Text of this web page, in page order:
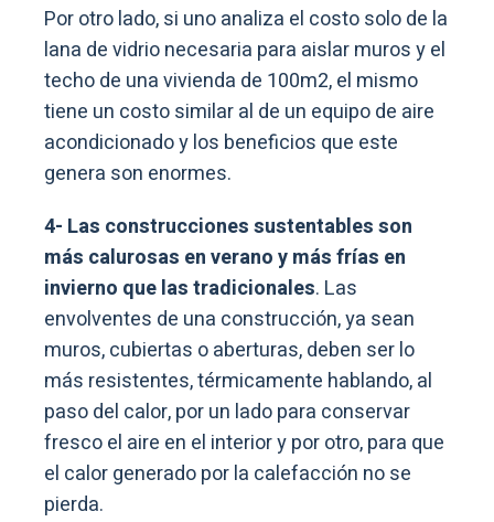
Por otro lado, si uno analiza el costo solo de la
lana de vidrio necesaria para aislar muros y el
techo de una vivienda de 100m2, el mismo
tiene un costo similar al de un equipo de aire
acondicionado y los beneficios que este
genera son enormes.
4- Las construcciones sustentables son
más calurosas en verano y más frías en
invierno que las tradicionales. Las
envolventes de una construcción, ya sean
muros, cubiertas o aberturas, deben ser lo
más resistentes, térmicamente hablando, al
paso del calor, por un lado para conservar
fresco el aire en el interior y por otro, para que
el calor generado por la calefacción no se
pierda.